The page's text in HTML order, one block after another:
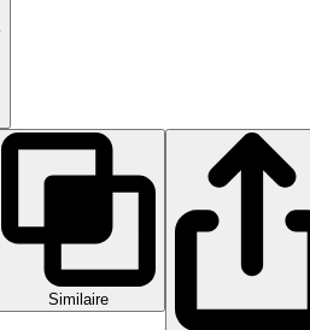
Similaire